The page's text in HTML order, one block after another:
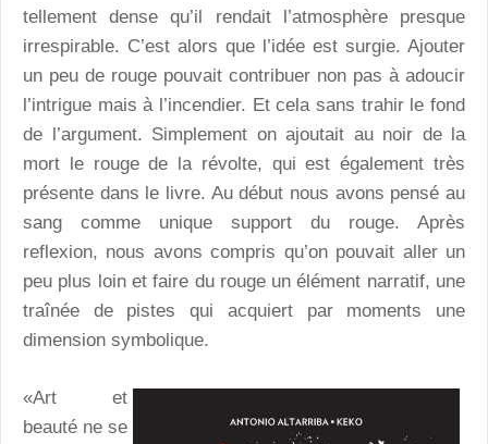
tellement dense qu’il rendait l’atmosphère presque
irrespirable. C’est alors que l’idée est surgie. Ajouter
un peu de rouge pouvait contribuer non pas à adoucir
l’intrigue mais à l’incendier. Et cela sans trahir le fond
de l’argument. Simplement on ajoutait au noir de la
mort le rouge de la révolte, qui est également très
présente dans le livre. Au début nous avons pensé au
sang comme unique support du rouge. Après
reflexion, nous avons compris qu’on pouvait aller un
peu plus loin et faire du rouge un élément narratif, une
traînée de pistes qui acquiert par moments une
dimension symbolique.
«Art et
beauté ne se